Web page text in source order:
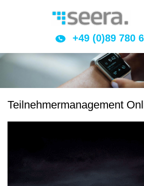
+49 (0)89 780
Teilnehmermanagement